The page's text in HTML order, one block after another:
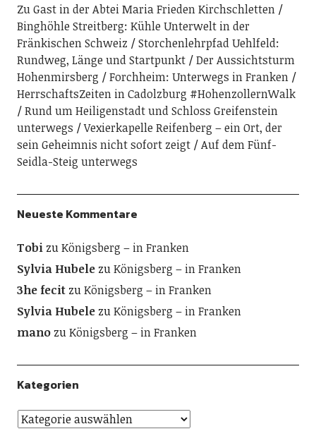
Zu Gast in der Abtei Maria Frieden Kirchschletten
Binghöhle Streitberg: Kühle Unterwelt in der
Fränkischen Schweiz
Storchenlehrpfad Uehlfeld:
Rundweg, Länge und Startpunkt
Der Aussichtsturm
Hohenmirsberg
Forchheim: Unterwegs in Franken
HerrschaftsZeiten in Cadolzburg #HohenzollernWalk
Rund um Heiligenstadt und Schloss Greifenstein
unterwegs
Vexierkapelle Reifenberg – ein Ort, der
sein Geheimnis nicht sofort zeigt
Auf dem Fünf-
Seidla-Steig unterwegs
Neueste Kommentare
TobizuKönigsberg – in Franken
Sylvia HubelezuKönigsberg – in Franken
3he fecitzuKönigsberg – in Franken
Sylvia HubelezuKönigsberg – in Franken
manozuKönigsberg – in Franken
Kategorien